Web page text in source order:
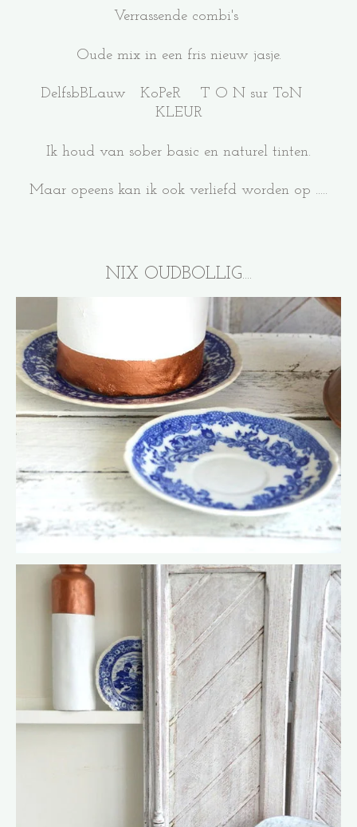
Verrassende combi's
Oude mix in een fris nieuw jasje.
DelfsbBLauw KoPeR T O N sur ToN
KLEUR
Ik houd van sober basic en naturel tinten.
Maar opeens kan ik ook verliefd worden op .....
NIX OUDBOLLIG....